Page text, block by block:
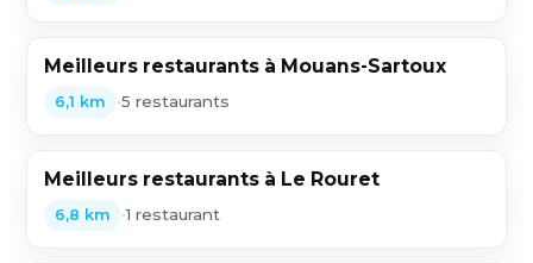
Meilleurs restaurants à Mouans-Sartoux
6,1 km •5 restaurants
Meilleurs restaurants à Le Rouret
6,8 km •1 restaurant